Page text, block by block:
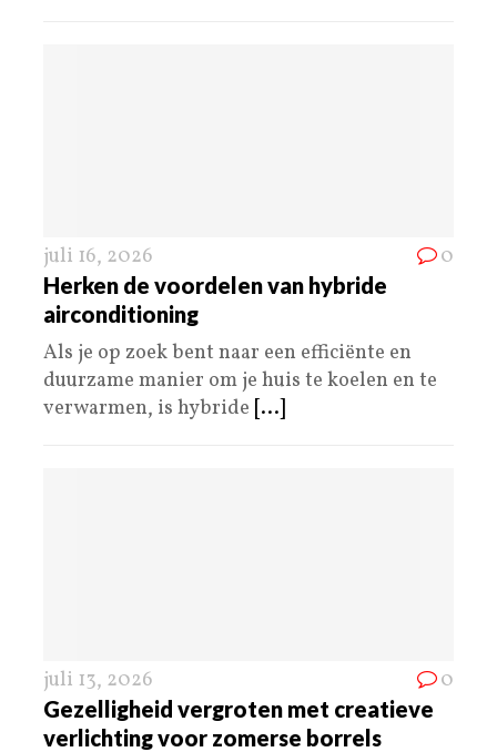
juli 16, 2026 0
Herken de voordelen van hybride
airconditioning
Als je op zoek bent naar een efficiënte en
duurzame manier om je huis te koelen en te
verwarmen, is hybride [...]
juli 13, 2026 0
Gezelligheid vergroten met creatieve
verlichting voor zomerse borrels